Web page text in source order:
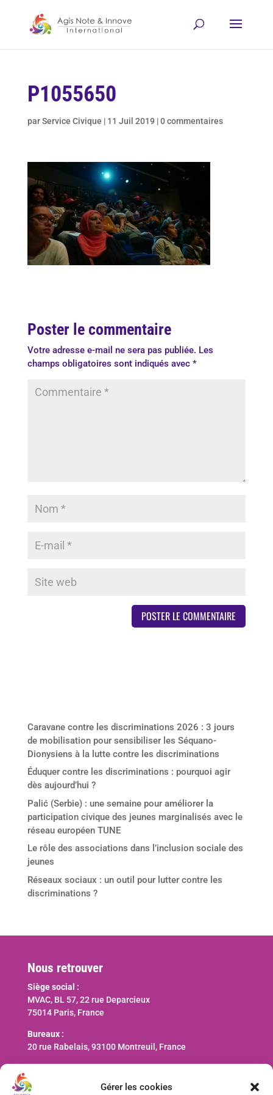
Gérer les cookies
P1055650
parService Civique | 11 Juil 2019 |0 commentaires
Poster le commentaire
Votre adresse e-mail ne sera pas publiée. Les
champs obligatoires sont indiqués avec *
Caravane contre les discriminations 2026 : 3 jours
de mobilisation pour sensibiliser les Séquano-
Dionysiens à la lutte contre les discriminations
Éduquer contre les discriminations : pourquoi agir
dès aujourd’hui ?
Palić (Serbie) : une semaine pour améliorer la
participation civique des jeunes marginalisés avec le
réseau européen TUNE
Le rôle des associations dans l’inclusion sociale des
jeunes
Réseaux sociaux : un outil pour lutter contre les
discriminations ?
Nous retrouver
Siège social :
MVAC, BL 57, 22 rue Deparcieux
75014 Paris, France
Bureaux :
20 rue Rabelais, 93100 Montreuil, France
Nous contacter